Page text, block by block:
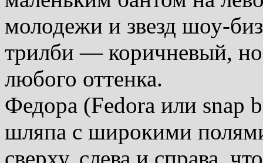
молодежи и звезд шоу-
трилби — коричневый,
любого оттенка.
Федора (Fedora или snap
шляпа с широкими
сверху, слева и справа,